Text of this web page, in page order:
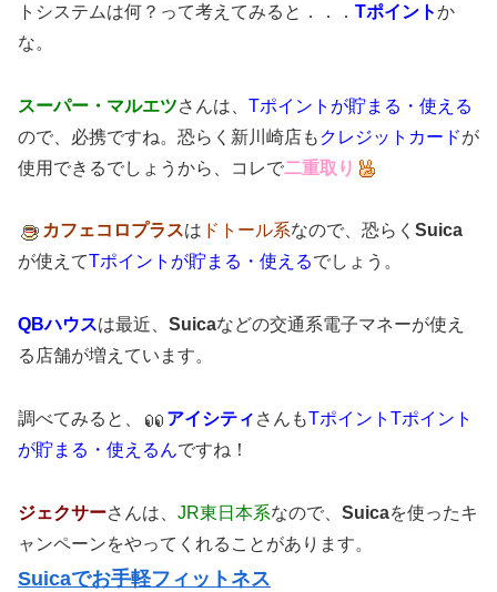
トシステムは何？って考えてみると．．． Tポイントか
な。
スーパー・マルエツさんは、 Tポイントが貯まる・使える
ので、必携ですね。恐らく新川崎店も クレジットカードが
使用できるでしょうから、コレで二重取り
カフェコロプラスは ドトール系なので、恐らく Suica
が使えてTポイントが貯まる・使えるでしょう。
QBハウスは最近、 Suicaなどの交通系電子マネーが使え
る店舗が増えています。
調べてみると、 アイシティ さんもTポイントTポイント
が貯まる・使えるんですね！
ジェクサーさんは、 JR東日本系なので、 Suicaを使ったキ
ャンペーンをやってくれることがあります。
Suicaでお手軽フィットネス